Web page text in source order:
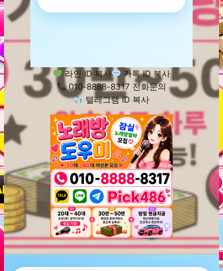
라인 ID 복사
카톡 ID 복사
010-8888-8317 전화문의
텔레그램 ID 복사